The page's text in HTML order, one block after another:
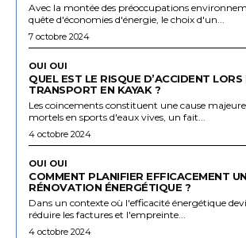
Avec la montée des préoccupations
quête d'économies d'énergie, le choix d'un...
7 octobre 2024
OUI OUI
QUEL EST LE RISQUE D’ACCIDENT LORS
TRANSPORT EN KAYAK ?
Les coincements constituent une cause
mortels en sports d'eaux vives, un fait...
4 octobre 2024
OUI OUI
COMMENT PLANIFIER EFFICACEMENT
RÉNOVATION ÉNERGÉTIQUE ?
Dans un contexte où l'efficacité énergétique
réduire les factures et l'empreinte...
4 octobre 2024